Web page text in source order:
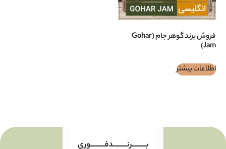
فروش برند گوهر جام (Gohar
بـــــــــرنـــــــــدفـــــــــوری